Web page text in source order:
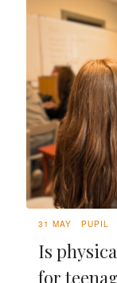
31 MAY PUPIL
Is
for